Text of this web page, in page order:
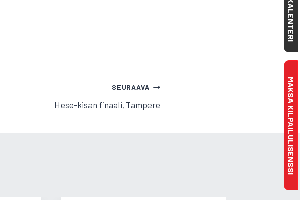
SEURAAVA
Hese-kisan finaali, Tampere
KALENTERI
MAKSA KILPAILULISENSSI